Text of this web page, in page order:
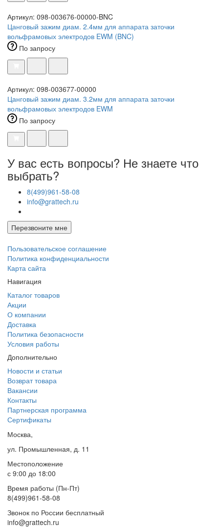
Артикул: 098-003676-00000-BNC
Цанговый зажим диам. 2.4мм для аппарата заточки
вольфрамовых электродов EWM (BNC)
По запросу
Артикул: 098-003677-00000
Цанговый зажим диам. 3.2мм для аппарата заточки
вольфрамовых электродов EWM
По запросу
У вас есть вопросы? Не знаете что
выбрать?
8(499)961-58-08
info@grattech.ru
Перезвоните мне
Пользовательское соглашение
Политика конфиденциальности
Карта сайта
Навигация
Каталог товаров
Акции
О компании
Доставка
Политика безопасности
Условия работы
Дополнительно
Новости и статьи
Возврат товара
Вакансии
Контакты
Партнерская программа
Сертификаты
Москва,
ул. Промышленная, д. 11
Местоположение
с 9:00 до 18:00
Время работы (Пн-Пт)
8(499)961-58-08
Звонок по России бесплатный
info@grattech.ru